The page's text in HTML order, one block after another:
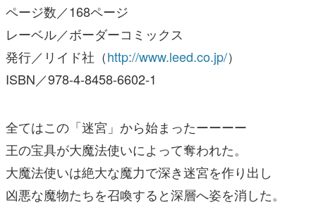
ページ数／168ページ
レーベル／ボーダーコミックス
発行／リイド社（http://www.leed.co.jp/）
ISBN／978-4-8458-6602-1
全てはこの「迷宮」から始まったーーーー
王の宝具が大魔法使いによって奪われた。
大魔法使いは絶大な魔力で深き迷宮を作り出し
凶悪な魔物たちを召喚すると深層へ姿を消した。